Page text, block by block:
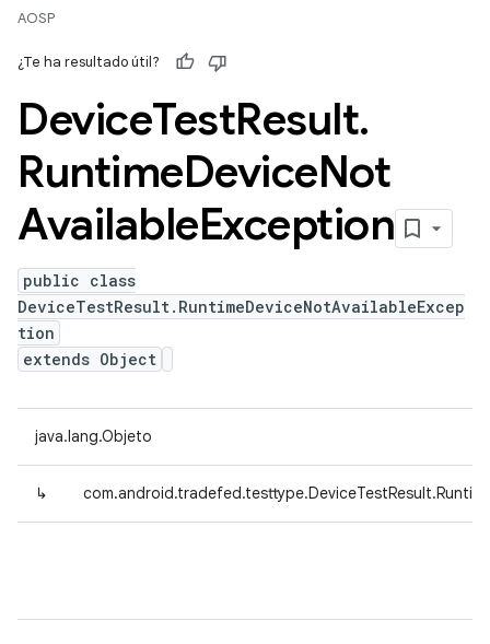
AOSP
¿Te ha resultado útil?
DeviceTestResult.
RuntimeDeviceNot
AvailableException
public class
DeviceTestResult.RuntimeDeviceNotAvailableExcep
tion
extends Object
java.lang.Objeto
↳